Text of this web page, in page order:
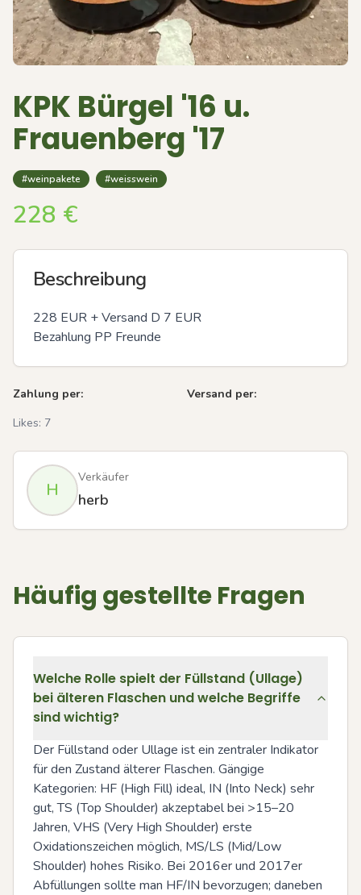
KPK Bürgel '16 u.
Frauenberg '17
#weinpakete #weisswein
228 €
Beschreibung
228 EUR + Versand D 7 EUR
Bezahlung PP Freunde
Zahlung per:
Versand per:
Likes: 7
H
Verkäufer
herb
Häufig gestellte Fragen
Welche Rolle spielt der Füllstand (Ullage)
bei älteren Flaschen und welche Begriffe
sind wichtig?
Der Füllstand oder Ullage ist ein zentraler Indikator
für den Zustand älterer Flaschen. Gängige
Kategorien: HF (High Fill) ideal, IN (Into Neck) sehr
gut, TS (Top Shoulder) akzeptabel bei >15–20
Jahren, VHS (Very High Shoulder) erste
Oxidationszeichen möglich, MS/LS (Mid/Low
Shoulder) hohes Risiko. Bei 2016er und 2017er
Abfüllungen sollte man HF/IN bevorzugen; daneben